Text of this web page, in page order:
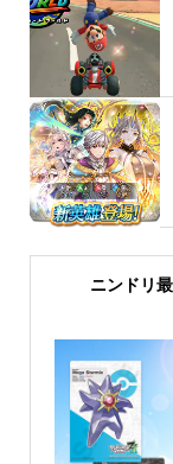
ニンドリ